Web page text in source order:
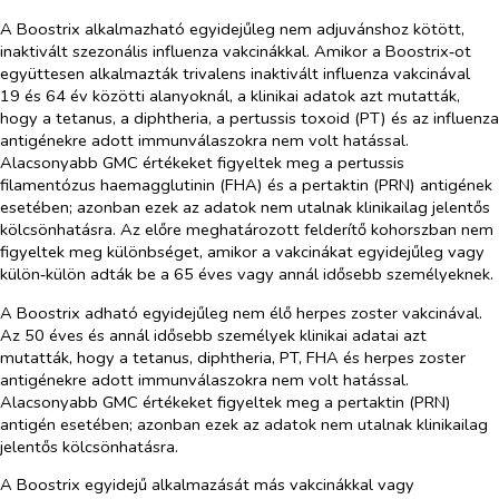
A Boostrix alkalmazható egyidejűleg nem adjuvánshoz kötött,
inaktivált szezonális influenza vakcinákkal. Amikor a Boostrix‑ot
együttesen alkalmazták trivalens inaktivált influenza vakcinával
19 és 64 év közötti alanyoknál, a klinikai adatok azt mutatták,
hogy a tetanus, a diphtheria, a pertussis toxoid (PT) és az influenza
antigénekre adott immunválaszokra nem volt hatással.
Alacsonyabb GMC értékeket figyeltek meg a pertussis
filamentózus haemagglutinin (FHA) és a pertaktin (PRN) antigének
esetében; azonban ezek az adatok nem utalnak klinikailag jelentős
kölcsönhatásra. Az előre meghatározott felderítő kohorszban nem
figyeltek meg különbséget, amikor a vakcinákat egyidejűleg vagy
külön‑külön adták be a 65 éves vagy annál idősebb személyeknek.
A Boostrix adható egyidejűleg nem élő herpes zoster vakcinával.
Az 50 éves és annál idősebb személyek klinikai adatai azt
mutatták, hogy a tetanus, diphtheria, PT, FHA és herpes zoster
antigénekre adott immunválaszokra nem volt hatással.
Alacsonyabb GMC értékeket figyeltek meg a pertaktin (PRN)
antigén esetében; azonban ezek az adatok nem utalnak klinikailag
jelentős kölcsönhatásra.
A Boostrix egyidejű alkalmazását más vakcinákkal vagy